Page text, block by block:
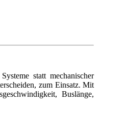
statt mechanischer
zum Einsatz. Mit
Buslänge,